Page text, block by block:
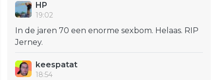
HP
19:02
In de jaren 70 een enorme sexbom. Helaas. RIP
Jerney.
keespatat
18:54